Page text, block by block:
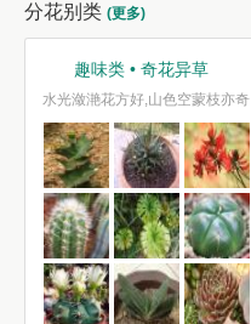
分花别类 (更多)
趣味类 • 奇花异草
水光潋滟花方好,山色空蒙枝亦奇